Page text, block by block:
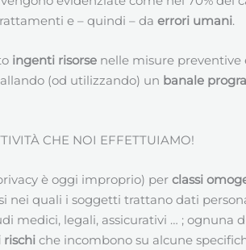
e – quindi – da errori umani.
ingenti risorse nelle misure preventive
(od utilizzando) un banale
CHE NOI EFFETTUIAMO!
è oggi improprio) per classi
nei quali i soggetti trattano dati
medici, legali, assicurativi … ; ognuna
rischi che incombono su alcune